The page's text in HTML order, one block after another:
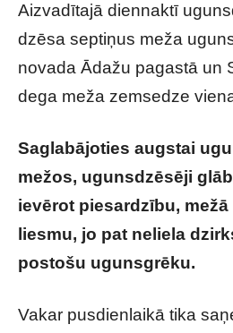
Aizvadītajā diennaktī
dzēsa septiņus meža
novada Ādažu pagastā un
dega meža zemsedze
Saglabājoties augstai
mežos, ugunsdzēsēji
ievērot piesardzību,
liesmu, jo pat neliela
postošu ugunsgrēku.
Vakar pusdienlaikā tika